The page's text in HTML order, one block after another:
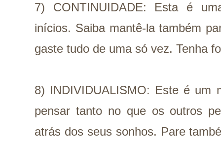
7) CONTINUIDADE: Esta é
inícios. Saiba mantê-la também
gaste tudo de uma só vez. Tenha
8) INDIVIDUALISMO: Este é um
pensar tanto no que os outros
atrás dos seus sonhos. Pare